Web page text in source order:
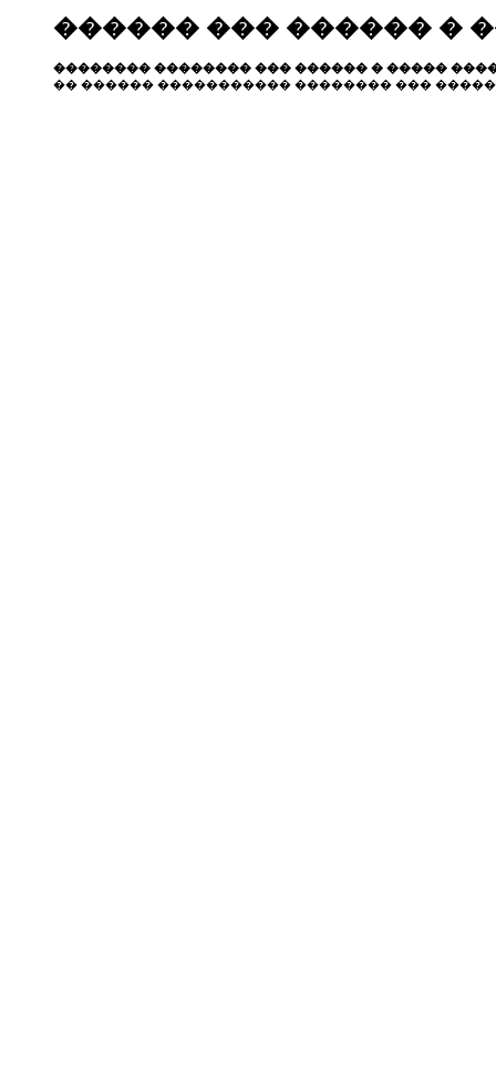
������ ��� ������ �
�������� �������� ��� ������ � �����
�� ������ ����������� �������� ���